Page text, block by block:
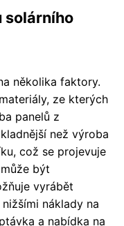
solárního
několika faktory.
ze kterých
panelů z
než výroba
což se projevuje
být
vyrábět
náklady na
a nabídka na